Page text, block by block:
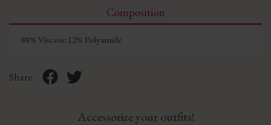
Composition
88% Viscose 12% Polyamide
Share
Accessorize your outfits!